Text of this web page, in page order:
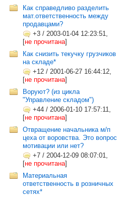
Как справедливо разделить
мат.ответственность между
продавцами?
+3 / 2003-01-04 12:23:51,
[не прочитана]
Как снизить текучку грузчиков
на складе*
+12 / 2001-06-27 16:44:12,
[не прочитана]
Воруют? (из цикла
"Управление складом")
+44 / 2006-01-10 17:57:11,
[не прочитана]
Отвращение начальника м/п
цеха от воровства. Это вопрос
мотивации или нет?
+7 / 2004-12-09 08:07:01,
[не прочитана]
Материальная
ответственность в розничных
сетях*